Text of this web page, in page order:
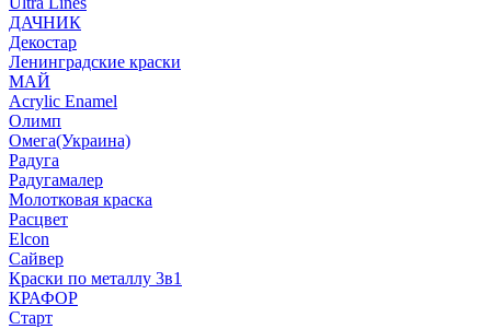
ДАЧНИК
Декостар
Ленинградские краски
МАЙ
Acrylic Enamel
Олимп
Омега(Украина)
Радуга
Радугамалер
Молотковая краска
Расцвет
Elcon
Сайвер
Краски по металлу 3в1
КРАФОР
Старт